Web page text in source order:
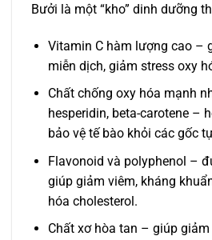
Bưởi là một “kho” dinh dưỡng
Vitamin C hàm lượng cao –
miễn dịch, giảm stress oxy
Chất chống oxy hóa mạnh
hesperidin, beta-carotene –
bảo vệ tế bào khỏi các gốc
Flavonoid và polyphenol –
giúp giảm viêm, kháng
hóa cholesterol.
Chất xơ hòa tan – giúp